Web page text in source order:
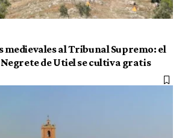
medievales al Tribunal Supremo: el
Negrete de Utiel se cultiva gratis